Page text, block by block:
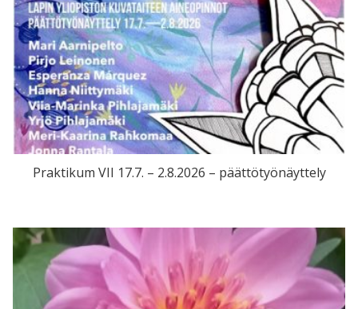
Praktikum VII 17.7. – 2.8.2026 – päättötyönäyttely